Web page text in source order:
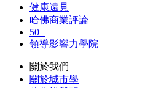
健康遠見
哈佛商業評論
50+
領導影響力學院
關於我們
關於城市學